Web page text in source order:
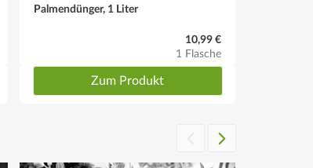
Palmendünger, 1 Liter
10,99 €
1 Flasche
Zum Produkt